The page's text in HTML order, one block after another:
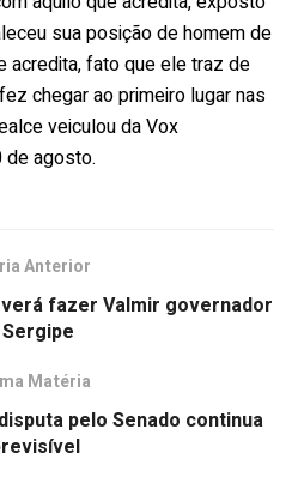
sua posição de homem de
acredita, fato que ele traz de
chegar ao primeiro lugar nas
veiculou da Vox
de agosto.
Anterior
fazer Valmir governador
Matéria
pelo Senado continua